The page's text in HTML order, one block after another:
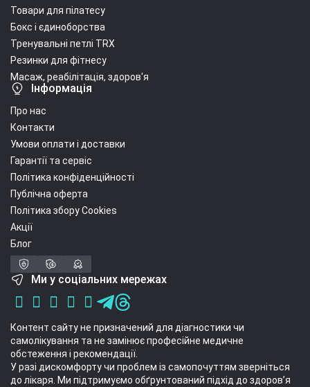
Товари для пілатесу
Бокс і єдиноборства
Тренувальні петлі TRX
Резинки для фітнесу
Масаж, реабілітація, здоров'я
Інформація
Про нас
Контакти
Умови оплати і доставки
Гарантії та сервіс
Політика конфіденційності
Публічна оферта
Політика збору Cookies
Акції
Блог
Ми у соціальних мережах
Контент сайту не призначений для діагностики чи
самолікування та не замінює професійне медичне
обстеження і рекомендації.
У разі дискомфорту чи проблем із самопочуттям зверніться
до лікаря. Ми підтримуємо обґрунтований підхід до здоров’я